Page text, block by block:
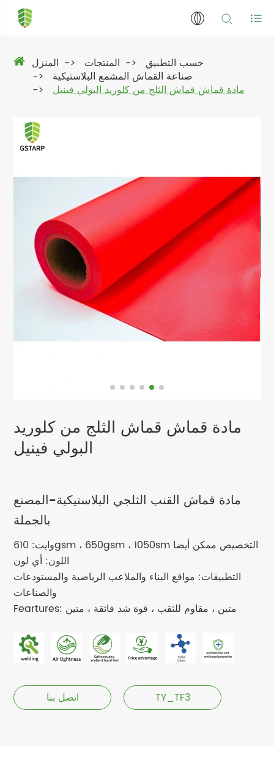
المنزل المنتجات
حسب التطبيق
صناعة القماش المشمع البلاستيكية
مادة قماش قماش الثلج من كلوريد البولي فينيل
مادة قماش قماش الثلج من كلوريد
البولي فينيل
مادة قماش القنب الثلجي البلاستيكية-المصنع
بالجملة
وايت: 610gsm ، 650gsm ، 1050sm التخصيص ممكن أيضا
اللون: أي لون
التطبيقات: مواقع البناء والملاعب الرياضية والمستودعات
والصناعات
Feartures: متين ، مقاوم للثقب ، قوة شد فائقة ، متين
اتصل بنا TY_TF3